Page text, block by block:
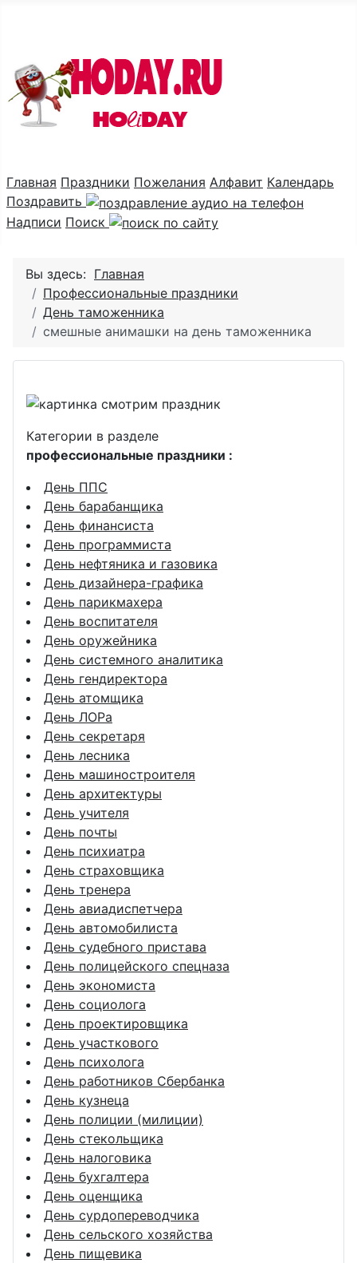
Главная Праздники Пожелания Алфавит Календарь
Поздравить
Надписи Поиск
Вы здесь: Главная
Профессиональные праздники
День таможенника
смешные анимашки на день таможенника
Категории в разделе
профессиональные праздники :
День ППС
День барабанщика
День финансиста
День программиста
День нефтяника и газовика
День дизайнера-графика
День парикмахера
День воспитателя
День оружейника
День системного аналитика
День гендиректора
День атомщика
День ЛОРа
День секретаря
День лесника
День машиностроителя
День архитектуры
День учителя
День почты
День психиатра
День страховщика
День тренера
День авиадиспетчера
День автомобилиста
День судебного пристава
День полицейского спецназа
День экономиста
День социолога
День проектировщика
День участкового
День психолога
День работников Сбербанка
День кузнеца
День полиции (милиции)
День стекольщика
День налоговика
День бухгалтера
День оценщика
День сурдопереводчика
День сельского хозяйства
День пищевика